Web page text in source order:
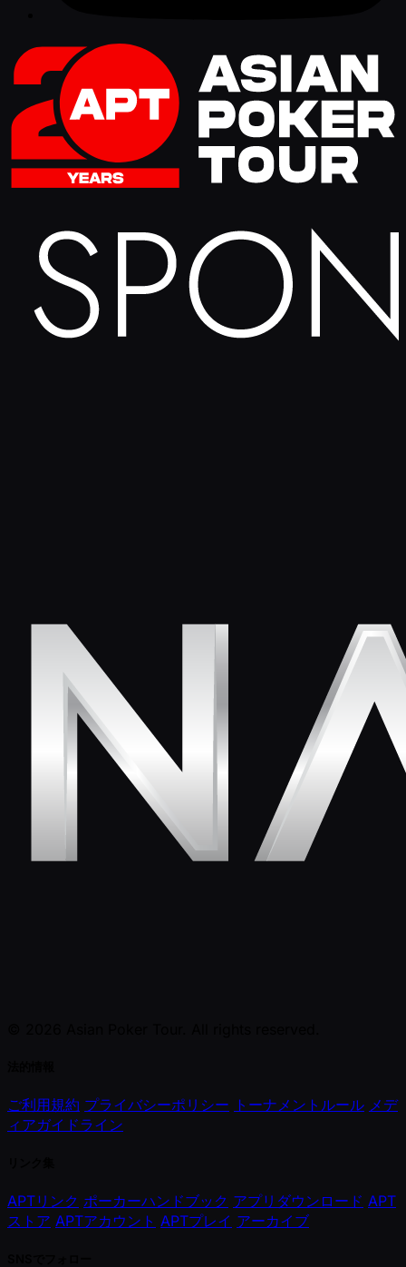
ご利用規約 プライバシーポリシー トーナメントルール メデ
ィアガイドライン
APTリンク ポーカーハンドブック アプリダウンロード APT
ストア APTアカウント APTプレイ アーカイブ